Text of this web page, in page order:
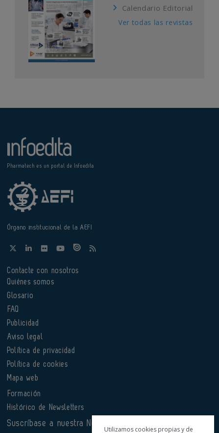
Calendario Editorial
Ver todas las revistas
Pharmatech es un portal de Infoedita
Órgano institucional de la AEFI
Contacte con nosotros
Quiénes somos
Glosario
FAQ
Publicidad
Aviso legal
Política de privacidad
Política de cookies
Mapa web
Formación
Histórico de Newsletters
Suscríbase a nuestra Newsletter
Utilizamos cookies propias y de